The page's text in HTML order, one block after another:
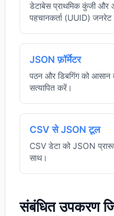
डेटाबेस प्राथमिक कुंजी और
पहचानकर्ता (UUID)
JSON फ़ॉर्मेटर
पठन और डिबगिंग को
सत्यापित करें।
CSV से JSON टूल
CSV डेटा को JSON
साथ।
संबंधित उपकरण